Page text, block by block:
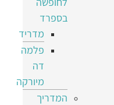
בספרד
מדריד
פלמה
דה
מיורקה
המדריך